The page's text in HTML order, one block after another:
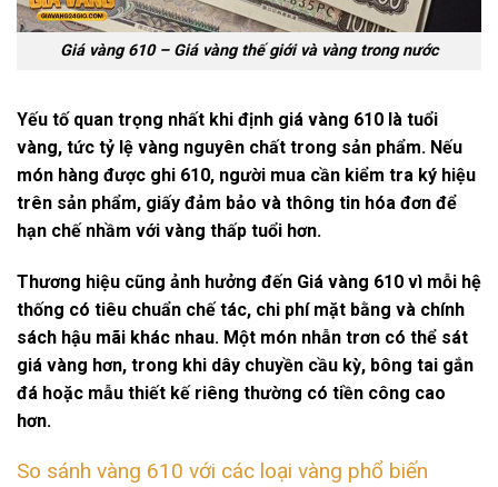
Giá vàng 610 – Giá vàng thế giới và vàng trong nước
Yếu tố quan trọng nhất khi định giá vàng 610 là tuổi
vàng, tức tỷ lệ vàng nguyên chất trong sản phẩm. Nếu
món hàng được ghi 610, người mua cần kiểm tra ký hiệu
trên sản phẩm, giấy đảm bảo và thông tin hóa đơn để
hạn chế nhầm với vàng thấp tuổi hơn.
Thương hiệu cũng ảnh hưởng đến Giá vàng 610 vì mỗi hệ
thống có tiêu chuẩn chế tác, chi phí mặt bằng và chính
sách hậu mãi khác nhau. Một món nhẫn trơn có thể sát
giá vàng hơn, trong khi dây chuyền cầu kỳ, bông tai gắn
đá hoặc mẫu thiết kế riêng thường có tiền công cao
hơn.
So sánh vàng 610 với các loại vàng phổ biến